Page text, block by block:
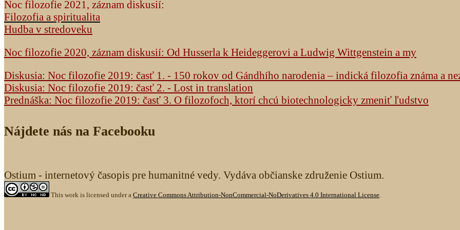
Noc filozofie 2021, záznam diskusií:
Filozofia a spiritualita
Hudba v stredoveku
Noc filozofie 2020, záznam diskusií: Od Husserla k Heideggerovi a Ludwig Wittgenstein a my
Diskusia: Noc filozofie 2019: časť 1. - 150 rokov od Gándhího narodenia – indická filozofia známa a
Diskusia: Noc filozofie 2019: časť 2. - Lost in translation
Prednáška: Noc filozofie 2019: časť 3. O filozofoch, ktorí chcú biotechnologicky zmeniť ľudstvo
Nájdete nás na Facebooku
Ostium - internetový časopis pre humanitné vedy. Vydáva občianske združenie Ostium.
This work is licensed under a Creative Commons Attribution-NonCommercial-NoDerivatives 4.0 International License.